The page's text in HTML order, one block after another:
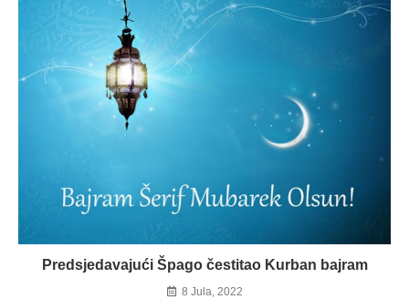
Predsjedavajući Špago čestitao Kurban bajram
8 Jula, 2022